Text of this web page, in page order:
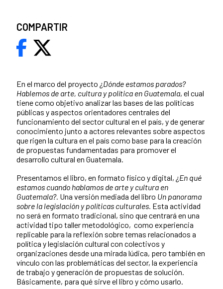
En el marco del proyecto ¿Dónde estamos parados?
Hablemos de arte, cultura y política en Guatemala, el cual
tiene como objetivo analizar las bases de las políticas
públicas y aspectos orientadores centrales del
funcionamiento del sector cultural en el país, y de generar
conocimiento junto a actores relevantes sobre aspectos
que rigen la cultura en el país como base para la creación
de propuestas fundamentadas para promover el
desarrollo cultural en Guatemala.
Presentamos el libro, en formato físico y digital, ¿En qué
estamos cuando hablamos de arte y cultura en
Guatemala?. Una versión mediada del libro Un panorama
sobre la legislación y políticas culturales. Esta actividad
no será en formato tradicional, sino que centrará en una
actividad tipo taller metodológico, como experiencia
replicable para la reflexión sobre temas relacionados a
política y legislación cultural con colectivos y
organizaciones desde una mirada lúdica, pero también en
vínculo con las problemáticas del sector, la experiencia
de trabajo y generación de propuestas de solución.
Básicamente, para qué sirve el libro y cómo usarlo.
COMPARTIR